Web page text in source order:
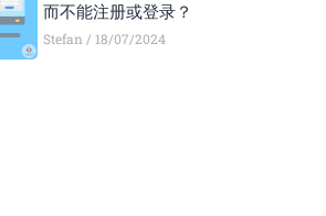
而不能注册或登录？
Stefan 18/07/2024